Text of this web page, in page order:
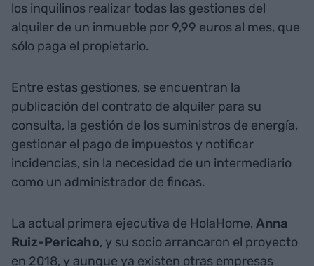
los inquilinos realizar todas las gestiones del
alquiler de un inmueble por 9,99 euros al mes, que
sólo paga el propietario.
Entre estas gestiones, se encuentran la
publicación del contrato de alquiler para su
consulta, la gestión de los suministros de energía,
gestionar el pago de impuestos y notificar
incidencias, sin la necesidad de un intermediario
como un administrador de fincas.
La actual primera ejecutiva de HolaHome, Anna
Ruiz-Pericaho, y su socio arrancaron el proyecto
en 2018, y aunque ya existen otras empresas